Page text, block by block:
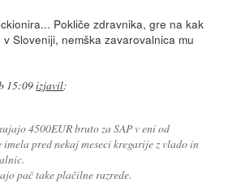
Pokliče zdravnika, gre na kak
Sloveniji, nemška zavarovalnica mu
15:09izjavil:
4500EUR bruto za SAP v eni od
pred nekaj meseci kregarije z vlado in
pač take plačilne razrede.